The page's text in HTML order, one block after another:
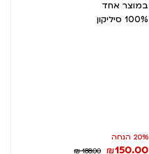
במוצר אחד
100% סיליקון
20% הנחה
₪150.00
₪ 188.00